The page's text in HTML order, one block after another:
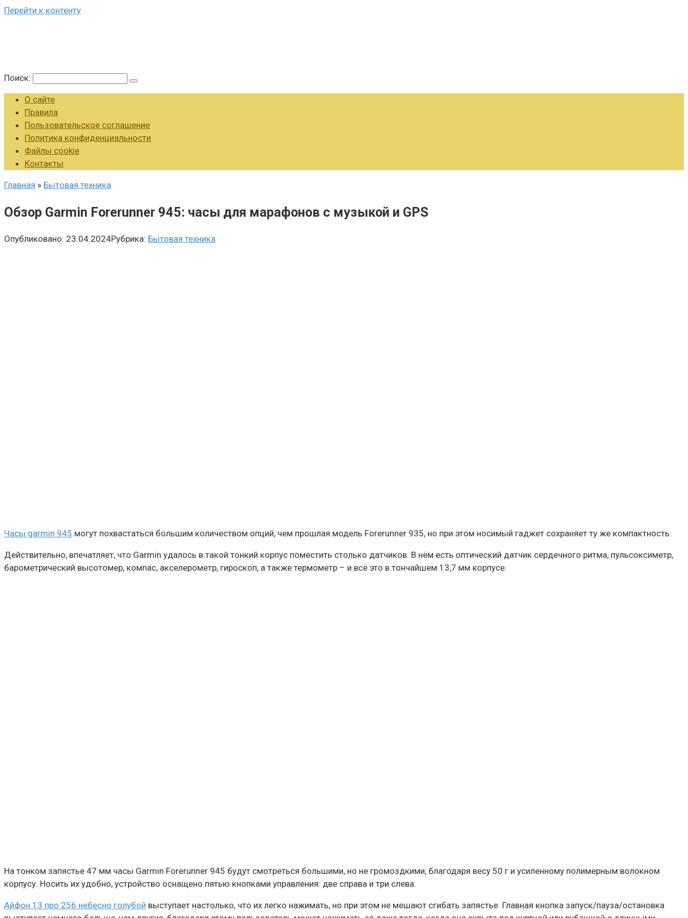
Перейти к контенту
Поиск:
О сайте
Правила
Пользовательское соглашение
Политика конфиденциальности
Файлы cookie
Контакты
Главная » Бытовая техника
Обзор Garmin Forerunner 945: часы для марафонов с музыкой и GPS
Опубликовано: 23.04.2024Рубрика: Бытовая техника
Часы garmin 945 могут похвастаться большим количеством опций, чем прошлая модель Forerunner 935, но при этом носимый гаджет сохраняет ту же компактность.
Действительно, впечатляет, что Garmin удалось в такой тонкий корпус поместить столько датчиков. В нём есть оптический датчик сердечного ритма, пульсоксиметр,
барометрический высотомер, компас, акселерометр, гироскоп, а также термометр – и всё это в тончайшем 13,7 мм корпусе.
На тонком запястье 47 мм часы Garmin Forerunner 945 будут смотреться большими, но не громоздкими, благодаря весу 50 г и усиленному полимерным волокном
корпусу. Носить их удобно, устройство оснащено пятью кнопками управления: две справа и три слева.
Айфон 13 про 256 небесно голубой выступает настолько, что их легко нажимать, но при этом не мешают сгибать запястье. Главная кнопка запуск/пауза/остановка